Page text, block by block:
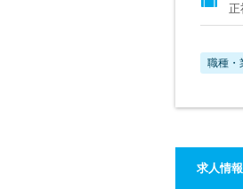
正
職種・
求人情報